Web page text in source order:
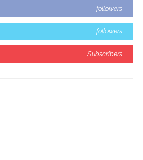
followers
followers
Subscribers